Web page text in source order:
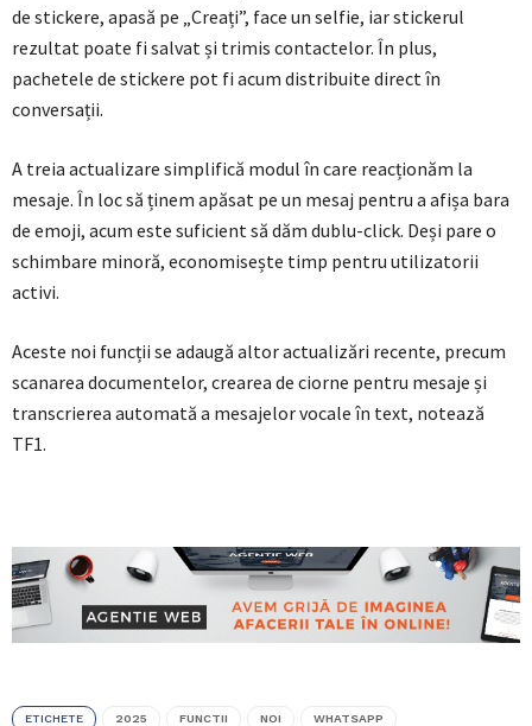
de stickere, apasă pe „Creați”, face un selfie, iar stickerul
rezultat poate fi salvat și trimis contactelor. În plus,
pachetele de stickere pot fi acum distribuite direct în
conversații.
A treia actualizare simplifică modul în care reacționăm la
mesaje. În loc să ținem apăsat pe un mesaj pentru a afișa bara
de emoji, acum este suficient să dăm dublu-click. Deși pare o
schimbare minoră, economisește timp pentru utilizatorii
activi.
Aceste noi funcții se adaugă altor actualizări recente, precum
scanarea documentelor, crearea de ciorne pentru mesaje și
transcrierea automată a mesajelor vocale în text, notează
TF1.
ETICHETE 2025 FUNCTII NOI WHATSAPP